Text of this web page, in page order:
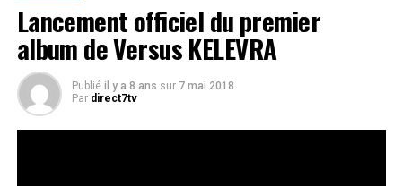
Lancement officiel du premier
album de Versus KELEVRA
Publié il y a 8 ans sur 7 mai 2018
Par direct7tv